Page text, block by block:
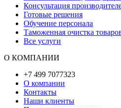
Консультация
Готовые решения
Обучение персонала
Таможенная очистка
Все услуги
О КОМПАНИИ
+7 499 7077323
О компании
Контакты
Наши клиенты